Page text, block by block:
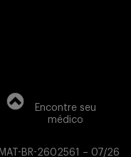
Encontre seu
médico
MAT-BR-2602561 – 07/26